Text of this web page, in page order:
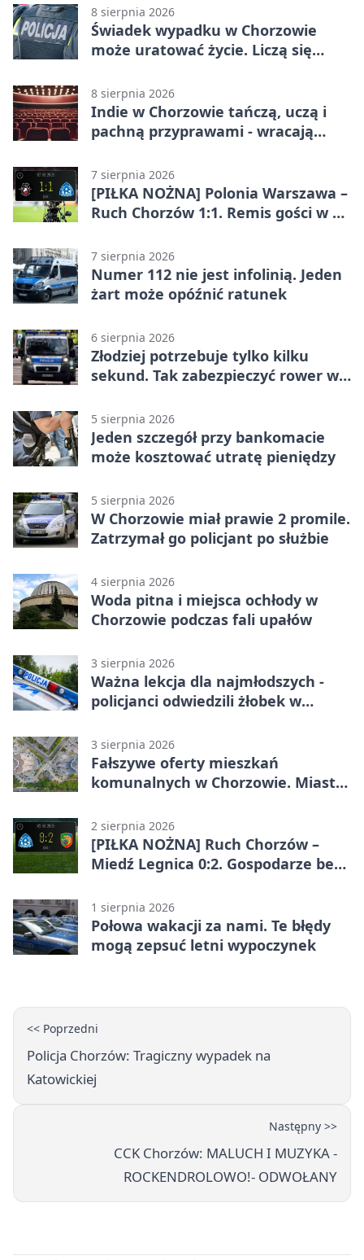
8 sierpnia 2026
Świadek wypadku w Chorzowie
może uratować życie. Liczą się
8 sierpnia 2026
Indie w Chorzowie tańczą, uczą i
pachną przyprawami - wracają
7 sierpnia 2026
[PIŁKA NOŻNA] Polonia Warszawa –
Ruch Chorzów 1:1. Remis gości w 3.
7 sierpnia 2026
Numer 112 nie jest infolinią. Jeden
żart może opóźnić ratunek
6 sierpnia 2026
Złodziej potrzebuje tylko kilku
sekund. Tak zabezpieczyć rower w
5 sierpnia 2026
Jeden szczegół przy bankomacie
może kosztować utratę pieniędzy
5 sierpnia 2026
W Chorzowie miał prawie 2 promile.
Zatrzymał go policjant po służbie
4 sierpnia 2026
Woda pitna i miejsca ochłody w
Chorzowie podczas fali upałów
3 sierpnia 2026
Ważna lekcja dla najmłodszych -
policjanci odwiedzili żłobek w
3 sierpnia 2026
Fałszywe oferty mieszkań
komunalnych w Chorzowie. Miasto
2 sierpnia 2026
[PIŁKA NOŻNA] Ruch Chorzów –
Miedź Legnica 0:2. Gospodarze bez
1 sierpnia 2026
Połowa wakacji za nami. Te błędy
mogą zepsuć letni wypoczynek
<< Poprzedni
Policja Chorzów: Tragiczny wypadek na
Katowickiej
Następny >>
CCK Chorzów: MALUCH I MUZYKA -
ROCKENDROLOWO!- ODWOŁANY